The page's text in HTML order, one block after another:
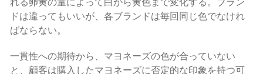
ドは違ってもいいが、各ブランドは毎回同じ色でなけれ
ばならない。
一貫性への期待から、マヨネーズの色が合っていない
と、顧客は購入したマヨネーズに否定的な印象を持つ可